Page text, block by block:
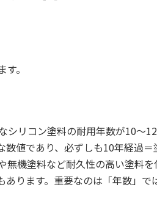
。
シリコン塗料の耐用年数が10〜12
値であり、必ずしも10年経過＝
無機塗料など耐久性の高い塗料を
ります。重要なのは「年数」で